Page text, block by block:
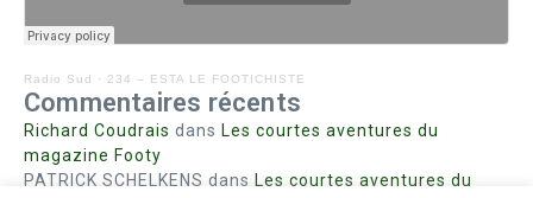
Radio Sud · 234 – ESTA LE FOOTICHISTE
Commentaires récents
Richard Coudrais dans Les courtes aventures du
magazine Footy
PATRICK SCHELKENS dans Les courtes aventures du